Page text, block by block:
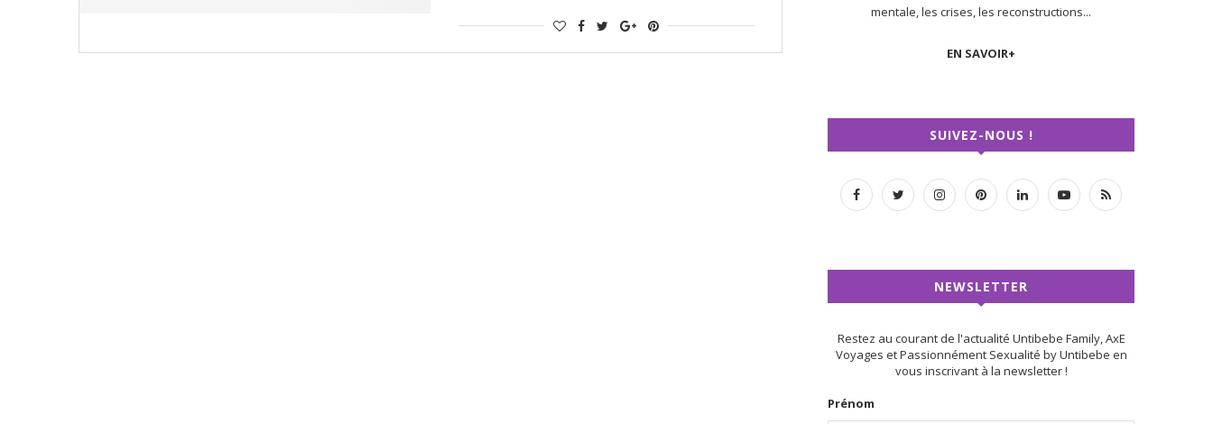
mentale, les crises, les reconstructions...
EN SAVOIR+
SUIVEZ-NOUS !
NEWSLETTER
Restez au courant de l'actualité Untibebe Family, AxE
Voyages et Passionnément Sexualité by Untibebe en
vous inscrivant à la newsletter !
Prénom